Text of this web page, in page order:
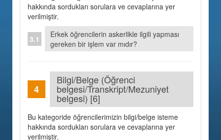
hakkında sordukları sorulara ve cevaplarına yer
verilmiştir.
Erkek öğrencilerin askerlikle ilgili yapması
gereken bir işlem var mıdır?
Bilgi/Belge (Öğrenci
belgesi/Transkript/Mezuniyet
belgesi) [6]
Bu kategoride öğrencilerimizin bilgi/belge isteme
hakkında sordukları sorulara ve cevaplarına yer
verilmiştir.